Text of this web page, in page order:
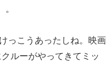
っこうあったしね。映画
ルーがやってきてミッ